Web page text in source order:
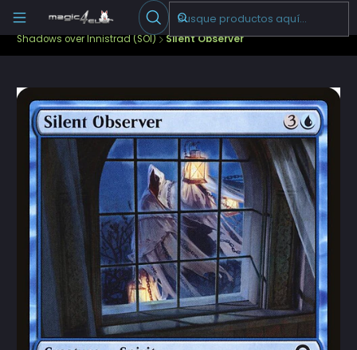
Escribenos
Cartas Sueltas Magic Pioneer
Shadows over Innistrad (SOI) Silent Observer